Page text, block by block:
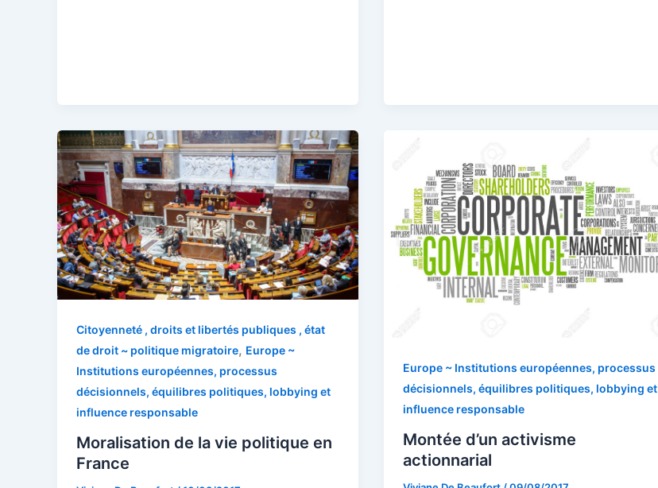
Citoyenneté , droits et libertés publiques , état
de droit ~ politique migratoire, Europe ~
Institutions européennes, processus
décisionnels, équilibres politiques, lobbying et
influence responsable
Moralisation de la vie politique en
France
Europe ~ Institutions européennes, processus
décisionnels, équilibres politiques, lobbying et
influence responsable
Montée d’un activisme
actionnarial